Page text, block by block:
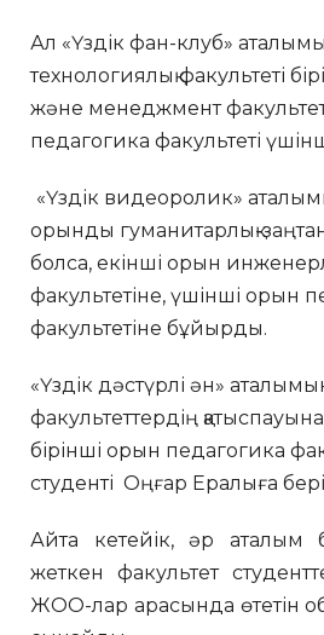
Ал «Үздік фан-клуб»
технологиялық факультеті
және менеджмент
педагогика факультеті
«Үздік видеоролик»
орынды гуманитарлық-
болса, екінші орын
факультетіне, үшінші орын
факультетіне бұйырды.
«Үздік дәстүрлі ән»
факультеттердің
бірінші орын педагогика
студенті Оңғар Ералыға
Айта кетейік, әр аталым
жеткен факультет
ЖОО-лар арасында өтетін